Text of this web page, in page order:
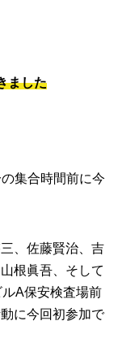
ました
集合時間前に今
、佐藤賢治、吉
根眞吾、そして
A保安検査場前
に今回初参加で